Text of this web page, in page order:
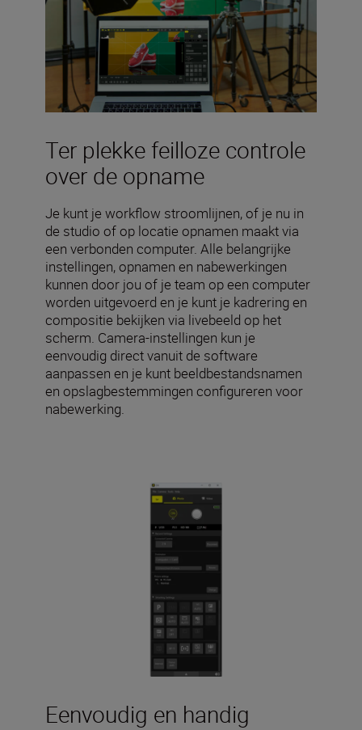
Ter plekke feilloze controle
over de opname
Je kunt je workflow stroomlijnen, of je nu in
de studio of op locatie opnamen maakt via
een verbonden computer. Alle belangrijke
instellingen, opnamen en nabewerkingen
kunnen door jou of je team op een computer
worden uitgevoerd en je kunt je kadrering en
compositie bekijken via livebeeld op het
scherm. Camera-instellingen kun je
eenvoudig direct vanuit de software
aanpassen en je kunt beeldbestandsnamen
en opslagbestemmingen configureren voor
nabewerking.
Eenvoudig en handig